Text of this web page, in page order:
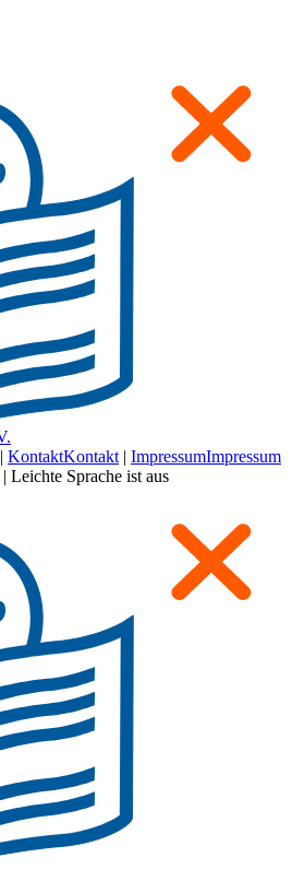
| KontaktKontakt | ImpressumImpressum
| Leichte Sprache ist aus